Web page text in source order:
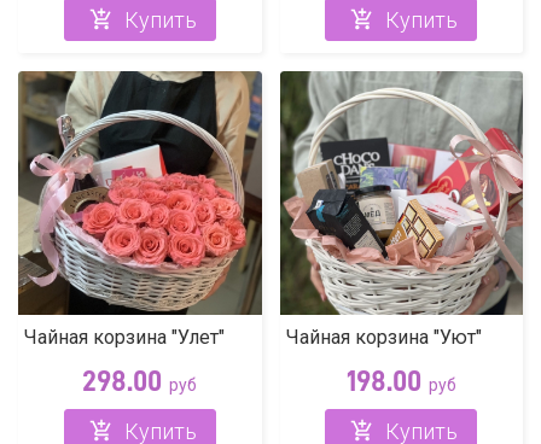
Купить Купить
Чайная корзина "Улет"
298.00руб
Купить
Чайная корзина "Уют"
198.00 руб
Купить